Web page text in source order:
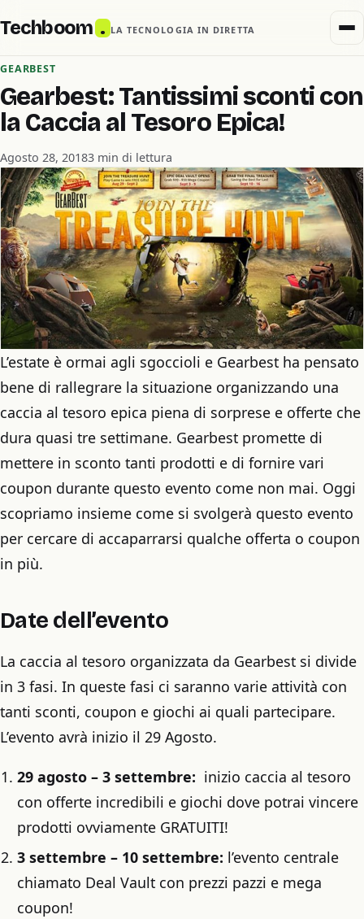
Techboom . LA TECNOLOGIA IN DIRETTA
GEARBEST
Gearbest: Tantissimi sconti con
la Caccia al Tesoro Epica!
Agosto 28, 20183 min di lettura
L’estate è ormai agli sgoccioli e Gearbest ha pensato
bene di rallegrare la situazione organizzando una
caccia al tesoro epica piena di sorprese e offerte che
dura quasi tre settimane. Gearbest promette di
mettere in sconto tanti prodotti e di fornire vari
coupon durante questo evento come non mai. Oggi
scopriamo insieme come si svolgerà questo evento
per cercare di accaparrarsi qualche offerta o coupon
in più.
Date dell’evento
La caccia al tesoro organizzata da Gearbest si divide
in 3 fasi. In queste fasi ci saranno varie attività con
tanti sconti, coupon e giochi ai quali partecipare.
L’evento avrà inizio il 29 Agosto.
29 agosto – 3 settembre: inizio caccia al tesoro
con offerte incredibili e giochi dove potrai vincere
prodotti ovviamente GRATUITI!
3 settembre – 10 settembre: l’evento centrale
chiamato Deal Vault con prezzi pazzi e mega
coupon!